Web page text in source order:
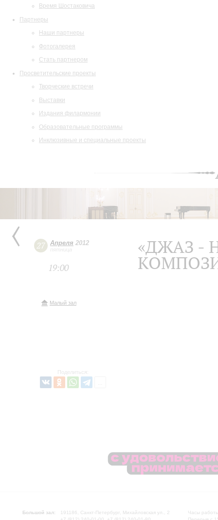
Время Шостаковича
Партнеры
Наши партнеры
Фотогалерея
Стать партнером
Просветительские проекты
Творческие встречи
Выставки
Издания филармонии
Образовательные программы
Инклюзивные и специальные проекты
27 Апреля 2012
пятница
19:00
Малый зал
Поделиться:
«ДЖАЗ -
Большой зал:
191186, Санкт-Петербург, Михайловская ул., 2
Часы